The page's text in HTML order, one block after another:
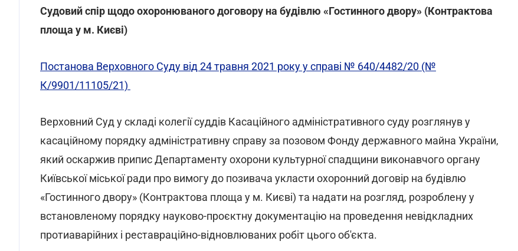
Судовий спір щодо охоронюваного договору на будівлю «Гостинного двору» (Контрактова
площа у м. Києві)
Постанова Верховного Суду від 24 травня 2021 року у справі № 640/4482/20 (№
К/9901/11105/21)
Верховний Суд у складі колегії суддів Касаційного адміністративного суду розглянув у
касаційному порядку адміністративну справу за позовом Фонду державного майна України,
який оскаржив припис Департаменту охорони культурної спадщини виконавчого органу
Київської міської ради про вимогу до позивача укласти охоронний договір на будівлю
«Гостинного двору» (Контрактова площа у м. Києві) та надати на розгляд, розроблену у
встановленому порядку науково-проєктну документацію на проведення невідкладних
протиаварійних і реставраційно-відновлюваних робіт цього об'єкта.